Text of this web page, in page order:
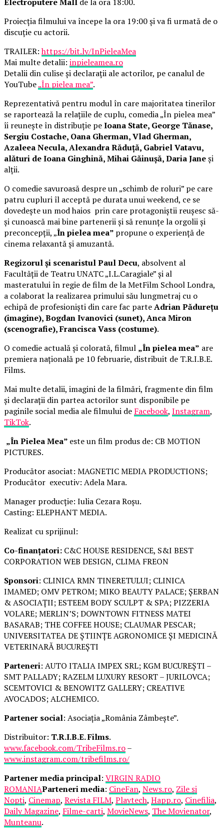
Proiecția filmului va începe la ora 19:00 și va fi urmată de o
discuție cu actorii.
TRAILER:https://bit.ly/InPieleaMea
Mai multe detalii: inpieleamea.ro
Detalii din culise și declarații ale actorilor, pe canalul de
YouTube„În pielea mea”.
Reprezentativă pentru modul în care majoritatea tinerilor
se raportează la relațiile de cuplu, comedia „În pielea mea”
îi reunește în distribuție peIoana State, George Tănase,
Sergiu Costache, Oana Gherman, Vlad Gherman,
Azaleea Necula, Alexandra Răduță, Gabriel Vatavu,
alături de Ioana Ginghină, Mihai Găinușă, Daria Janeși
alții.
O comedie savuroasă despre un „schimb de roluri” pe care
patru cupluri îl acceptă pe durata unui weekend, ce se
dovedește un mod haios prin care protagoniștii reușesc să-
și cunoască mai bine partenerii și să renunțe la orgolii și
preconcepții, „În pielea mea” propune o experiență de
cinema relaxantă și amuzantă.
Regizorul și scenaristul Paul Decu, absolvent al
Facultății de Teatru UNATC „I.L.Caragiale” și al
masteratului în regie de film de la MetFilm School Londra,
a colaborat la realizarea primului său lungmetraj cu o
echipă de profesioniști din care fac parteAdrian Pădurețu
(imagine), Bogdan Ivanovici (sunet), Anca Miron
(scenografie), Francisca Vass (costume).
O comedie actuală și colorată, filmul „În pielea mea” are
premiera națională pe 10 februarie, distribuit de T.R.I.B.E.
Films.
Mai multe detalii, imagini de la filmări, fragmente din film
și declarații din partea actorilor sunt disponibile pe
paginile social media ale filmului de Facebook, Instagram,
TikTok.
„În Pielea Mea” este un film produs de: CB MOTION
PICTURES.
Producător asociat: MAGNETIC MEDIA PRODUCTIONS;
Producător executiv: Adela Mara.
Manager producție: Iulia Cezara Roșu.
Casting: ELEPHANT MEDIA.
Realizat cu sprijinul:
Co-finanțatori: C&C HOUSE RESIDENCE, S&I BEST
CORPORATION WEB DESIGN, CLIMA FREON
Sponsori: CLINICA RMN TINERETULUI; CLINICA
IMAMED; OMV PETROM; MIKO BEAUTY PALACE; ȘERBAN
& ASOCIAȚII; ESTEEM BODY SCULPT & SPA; PIZZERIA
VOLARE; MERLIN’S; DOWNTOWN FITNESS MATEI
BASARAB; THE COFFEE HOUSE; CLAUMAR PESCAR;
UNIVERSITATEA DE ȘTIINȚE AGRONOMICE ȘI MEDICINĂ
VETERINARĂ BUCUREȘTI
Parteneri: AUTO ITALIA IMPEX SRL; KGM BUCUREȘTI –
SMT PALLADY; RAZELM LUXURY RESORT – JURILOVCA;
SCEMTOVICI & BENOWITZ GALLERY; CREATIVE
AVOCADOS; ALCHEMICO.
Partener social: Asociația „România Zâmbește”.
Distribuitor: T.R.I.B.E. Films.
www.facebook.com/TribeFilms.ro–
www.instagram.com/tribefilms.ro/
Partener media principal: VIRGIN RADIO
ROMANIAParteneri media: CineFan, News.ro, Zile și
Nopți, Cinemap, Revista FILM, Playtech, Happ.ro, Cinefilia,
Daily Magazine, Filme-carti, MovieNews, The Movienator,
Munteanu.